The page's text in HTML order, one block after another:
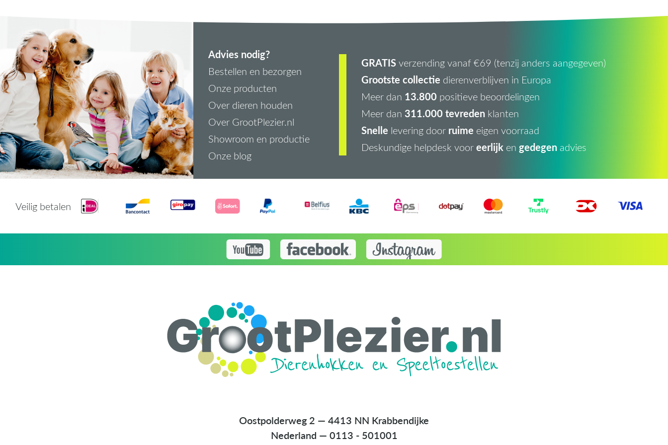
Advies nodig?
Bestellen en bezorgen
Onze producten
Over dieren houden
Over GrootPlezier.nl
Showroom en productie
Onze blog
GRATISverzending vanaf €69 (tenzij anders aangegeven)
Grootste collectie dierenverblijven in Europa
Meer dan 13.800 positieve beoordelingen
Meer dan 311.000 tevredenklanten
Snelle levering door ruime eigen voorraad
Deskundige helpdesk vooreerlijken gedegenadvies
Veilig betalen
Oostpolderweg 2 — 4413 NN Krabbendijke
Nederland — 0113 - 501001